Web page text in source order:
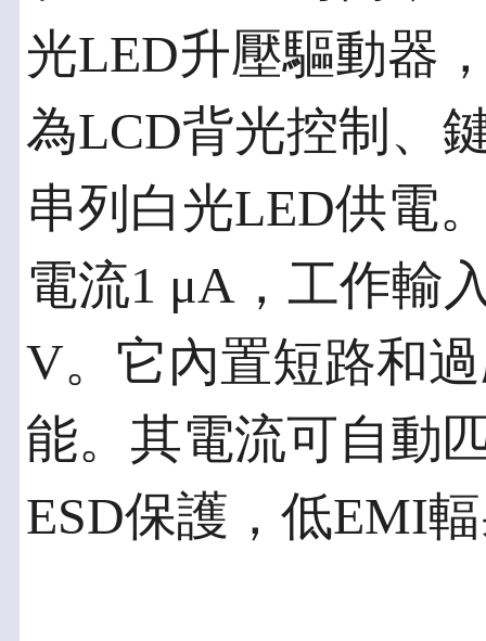
光LED升壓驅動器
為LCD背光控制、
串列白光LED供電
電流1 μA，工作輸
V。它內置短路和
能。其電流可自動
ESD保護，低EMI